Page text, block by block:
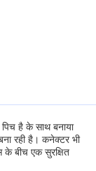
है के साथ बनाया
रही है। कनेक्टर भी
बीच एक सुरक्षित